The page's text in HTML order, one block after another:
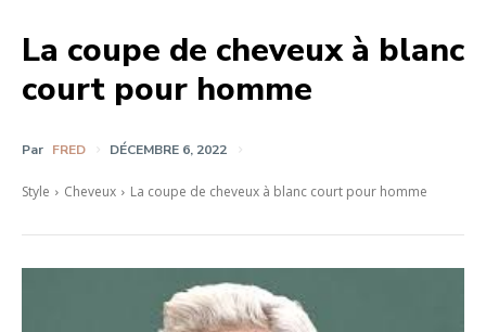
La coupe de cheveux à blanc
court pour homme
Par FRED DÉCEMBRE 6, 2022
Style Cheveux La coupe de cheveux à blanc court pour homme